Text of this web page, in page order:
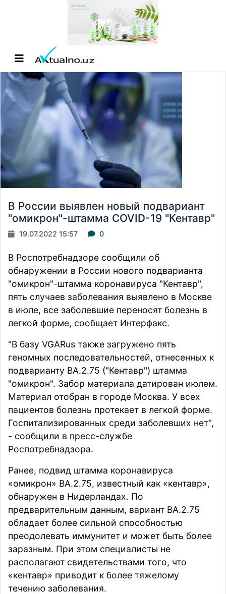
В России выявлен новый подвариант
"омикрон"-штамма COVID-19 "Кентавр"
19.07.2022 15:57 0
В Роспотребнадзоре сообщили об
обнаружении в России нового подварианта
"омикрон"-штамма коронавируса "Кентавр",
пять случаев заболевания выявлено в Москве
в июле, все заболевшие переносят болезнь в
легкой форме, сообщает Интерфакс.
"В базу VGARus также загружено пять
геномных последовательностей, отнесенных к
подварианту BA.2.75 ("Кентавр") штамма
"омикрон". Забор материала датирован июлем.
Материал отобран в городе Москва. У всех
пациентов болезнь протекает в легкой форме.
Госпитализированных среди заболевших нет",
- сообщили в пресс-службе
Роспотребнадзора.
Ранее, подвид штамма коронавируса
«омикрон» BA.2.75, известный как «кентавр»,
обнаружен в Нидерландах. По
предварительным данным, вариант BA.2.75
обладает более сильной способностью
преодолевать иммунитет и может быть более
заразным. При этом специалисты не
располагают свидетельствами того, что
«кентавр» приводит к более тяжелому
течению заболевания.